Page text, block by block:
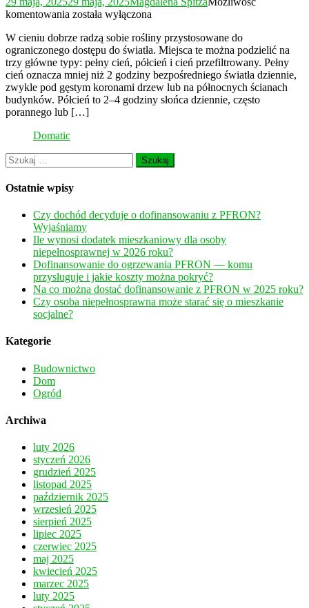
komentowania Co
w
zacienionym
miejscu?
została wyłączona
W cieniu dobrze radzą sobie rośliny przystosowane do
ograniczonego dostępu do światła. Miejsca te można podzielić na
trzy główne typy: pełny cień, półcień i cień przefiltrowany. Pełny
cień oznacza mniej niż 2 godziny bezpośredniego światła dziennie,
zwykle pod gęstym koronami drzew lub na północnych ścianach
budynków. Półcień to 2–4 godziny słońca dziennie, często
porannego lub […]
Domatic
Szukaj:
Ostatnie wpisy
Czy dochód decyduje o dofinansowaniu z PFRON?
Wyjaśniamy
Ile wynosi dodatek mieszkaniowy dla osoby
niepełnosprawnej w 2026 roku?
Dofinansowanie do ogrzewania PFRON — komu
przysługuje i jakie koszty można pokryć?
Na co można dostać dofinansowanie z PFRON w 2025 roku?
Czy osoba niepełnosprawna może starać się o mieszkanie
socjalne?
Kategorie
Budownictwo
Dom
Ogród
Archiwa
luty 2026
styczeń 2026
grudzień 2025
listopad 2025
październik 2025
wrzesień 2025
sierpień 2025
lipiec 2025
czerwiec 2025
maj 2025
kwiecień 2025
marzec 2025
luty 2025